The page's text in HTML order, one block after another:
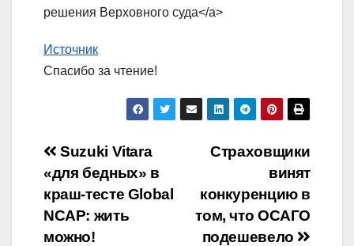
решения Верховного суда</a>
Источник
Спасибо за чтение!
Навигация
по
записям
Страховщики
винят
конкуренцию в
том, что ОСАГО
подешевело
Suzuki Vitara
«для бедных» в
краш-тесте Global
NCAP: жить
можно!